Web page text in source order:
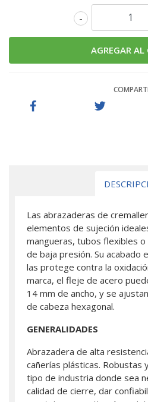
-
Las abrazaderas de
elementos de sujeción
mangueras, tubos flexibles
de baja presión. Su acabado
las protege contra la
marca, el fleje de acero
14 mm de ancho, y se
de cabeza hexagonal.
GENERALIDADES
Abrazadera de alta
cañerías plásticas.
tipo de industria donde sea
calidad de cierre, dar